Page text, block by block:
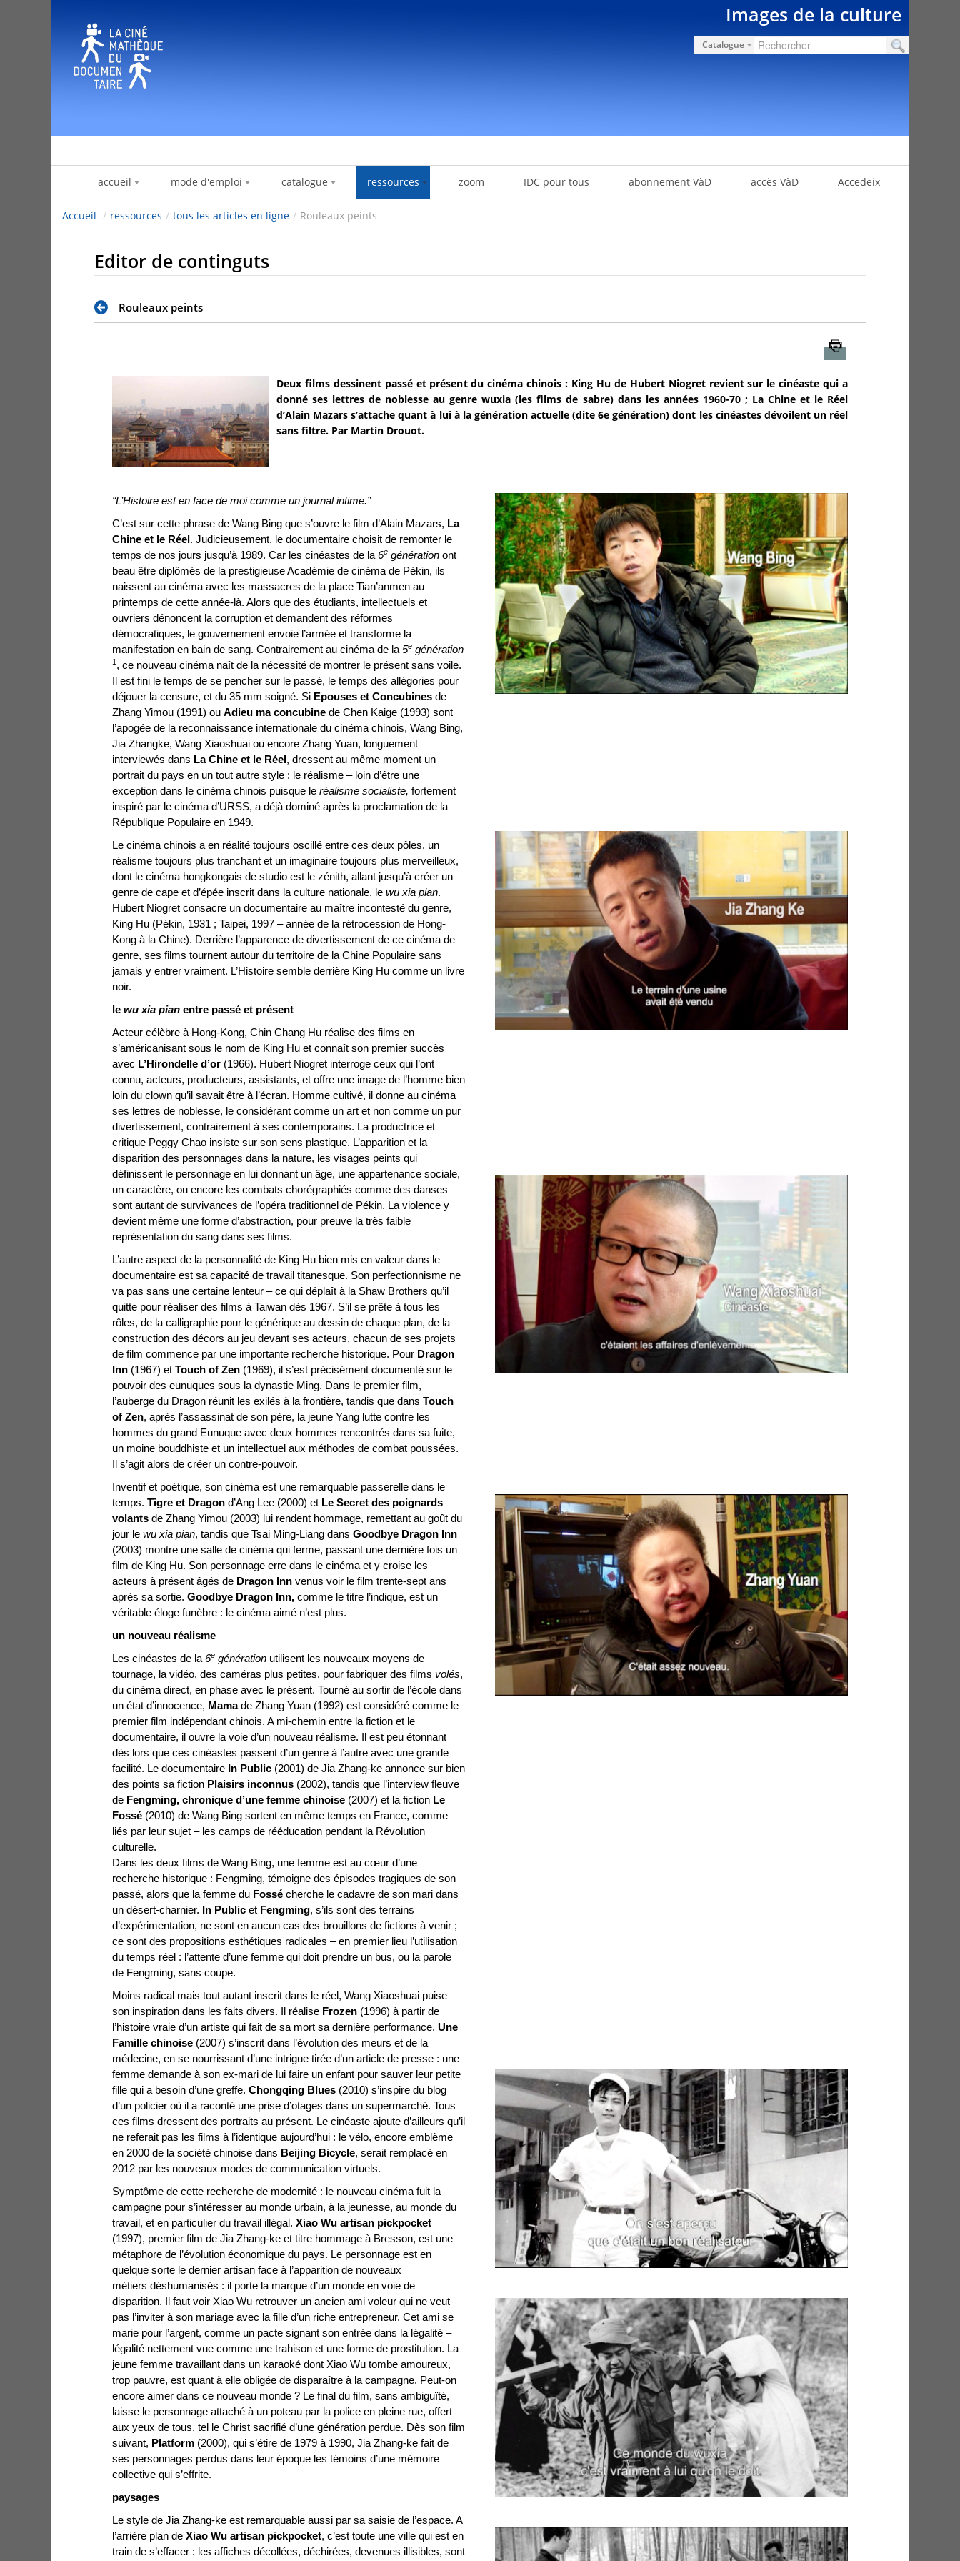
Images de la culture
Catalogue
accueil mode d'emploi catalogue ressources zoom IDC pour tous abonnement VàD accès VàD Accedeix
Accueil / ressources / tous les articles en ligne / Rouleaux peints
Editor de continguts
Rouleaux peints
Deux films dessinent passé et présent du cinéma chinois : King Hu de Hubert Niogret revient sur le cinéaste qui a
donné ses lettres de noblesse au genre wuxia (les films de sabre) dans les années 1960-70 ; La Chine et le Réel
d’Alain Mazars s’attache quant à lui à la génération actuelle (dite 6e génération) dont les cinéastes dévoilent un réel
sans filtre. Par Martin Drouot.
“L’Histoire est en face de moi comme un journal intime.”
C’est sur cette phrase de Wang Bing que s’ouvre le film d’Alain Mazars, La
Chine et le Réel . Judicieusement, le documentaire choisit de remonter le
temps de nos jours jusqu’à 1989. Car les cinéastes de la 6e génération ont
beau être diplômés de la prestigieuse Académie de cinéma de Pékin, ils
naissent au cinéma avec les massacres de la place Tian’anmen au
printemps de cette année-là. Alors que des étudiants, intellectuels et
ouvriers dénoncent la corruption et demandent des réformes
démocratiques, le gouvernement envoie l’armée et transforme la
manifestation en bain de sang. Contrairement au cinéma de la 5e génération
1, ce nouveau cinéma naît de la nécessité de montrer le présent sans voile.
Il est fini le temps de se pencher sur le passé, le temps des allégories pour
déjouer la censure, et du 35 mm soigné. Si Epouses et Concubines de
Zhang Yimou (1991) ou Adieu ma concubine de Chen Kaige (1993) sont
l’apogée de la reconnaissance internationale du cinéma chinois, Wang Bing,
Jia Zhangke, Wang Xiaoshuai ou encore Zhang Yuan, longuement
interviewés dans La Chine et le Réel , dressent au même moment un
portrait du pays en un tout autre style : le réalisme – loin d’être une
exception dans le cinéma chinois puisque le réalisme socialiste, fortement
inspiré par le cinéma d’URSS, a déjà dominé après la proclamation de la
République Populaire en 1949.
Le cinéma chinois a en réalité toujours oscillé entre ces deux pôles, un
réalisme toujours plus tranchant et un imaginaire toujours plus merveilleux,
dont le cinéma hongkongais de studio est le zénith, allant jusqu’à créer un
genre de cape et d’épée inscrit dans la culture nationale, le wu xia pian.
Hubert Niogret consacre un documentaire au maître incontesté du genre,
King Hu (Pékin, 1931 ; Taipei, 1997 – année de la rétrocession de Hong-
Kong à la Chine). Derrière l’apparence de divertissement de ce cinéma de
genre, ses films tournent autour du territoire de la Chine Populaire sans
jamais y entrer vraiment. L’Histoire semble derrière King Hu comme un livre
noir.
le wu xia pian entre passé et présent
Acteur célèbre à Hong-Kong, Chin Chang Hu réalise des films en
s’américanisant sous le nom de King Hu et connaît son premier succès
avec L’Hirondelle d’or (1966). Hubert Niogret interroge ceux qui l’ont
connu, acteurs, producteurs, assistants, et offre une image de l’homme bien
loin du clown qu’il savait être à l’écran. Homme cultivé, il donne au cinéma
ses lettres de noblesse, le considérant comme un art et non comme un pur
divertissement, contrairement à ses contemporains. La productrice et
critique Peggy Chao insiste sur son sens plastique. L’apparition et la
disparition des personnages dans la nature, les visages peints qui
définissent le personnage en lui donnant un âge, une appartenance sociale,
un caractère, ou encore les combats chorégraphiés comme des danses
sont autant de survivances de l’opéra traditionnel de Pékin. La violence y
devient même une forme d’abstraction, pour preuve la très faible
représentation du sang dans ses films.
L’autre aspect de la personnalité de King Hu bien mis en valeur dans le
documentaire est sa capacité de travail titanesque. Son perfectionnisme ne
va pas sans une certaine lenteur – ce qui déplaît à la Shaw Brothers qu’il
quitte pour réaliser des films à Taiwan dès 1967. S’il se prête à tous les
rôles, de la calligraphie pour le générique au dessin de chaque plan, de la
construction des décors au jeu devant ses acteurs, chacun de ses projets
de film commence par une importante recherche historique. Pour Dragon
Inn (1967) et Touch of Zen (1969), il s’est précisément documenté sur le
pouvoir des eunuques sous la dynastie Ming. Dans le premier film,
l’auberge du Dragon réunit les exilés à la frontière, tandis que dans Touch
of Zen, après l’assassinat de son père, la jeune Yang lutte contre les
hommes du grand Eunuque avec deux hommes rencontrés dans sa fuite,
un moine bouddhiste et un intellectuel aux méthodes de combat poussées.
Il s’agit alors de créer un contre-pouvoir.
Inventif et poétique, son cinéma est une remarquable passerelle dans le
temps. Tigre et Dragon d’Ang Lee (2000) et Le Secret des poignards
volants de Zhang Yimou (2003) lui rendent hommage, remettant au goût du
jour le wu xia pian, tandis que Tsai Ming-Liang dans Goodbye Dragon Inn
(2003) montre une salle de cinéma qui ferme, passant une dernière fois un
film de King Hu. Son personnage erre dans le cinéma et y croise les
acteurs à présent âgés de Dragon Inn venus voir le film trente-sept ans
après sa sortie. Goodbye Dragon Inn, comme le titre l’indique, est un
véritable éloge funèbre : le cinéma aimé n’est plus.
un nouveau réalisme
Les cinéastes de la 6e génération utilisent les nouveaux moyens de
tournage, la vidéo, des caméras plus petites, pour fabriquer des films volés,
du cinéma direct, en phase avec le présent. Tourné au sortir de l’école dans
un état d’innocence, Mamade Zhang Yuan (1992) est considéré comme le
premier film indépendant chinois. A mi-chemin entre la fiction et le
documentaire, il ouvre la voie d’un nouveau réalisme. Il est peu étonnant
dès lors que ces cinéastes passent d’un genre à l’autre avec une grande
facilité. Le documentaire In Public (2001) de Jia Zhang-ke annonce sur bien
des points sa fiction Plaisirs inconnus (2002), tandis que l’interview fleuve
de Fengming, chronique d’une femme chinoise (2007) et la fiction Le
Fossé (2010) de Wang Bing sortent en même temps en France, comme
liés par leur sujet – les camps de rééducation pendant la Révolution
culturelle.
Dans les deux films de Wang Bing, une femme est au cœur d’une
recherche historique : Fengming, témoigne des épisodes tragiques de son
passé, alors que la femme du Fossé cherche le cadavre de son mari dans
un désert-charnier.
In Public et Fengming, s’ils sont des terrains
d’expérimentation, ne sont en aucun cas des brouillons de fictions à venir ;
ce sont des propositions esthétiques radicales – en premier lieu l’utilisation
du temps réel : l’attente d’une femme qui doit prendre un bus, ou la parole
de Fengming, sans coupe.
Moins radical mais tout autant inscrit dans le réel, Wang Xiaoshuai puise
son inspiration dans les faits divers. Il réalise Frozen (1996) à partir de
l’histoire vraie d’un artiste qui fait de sa mort sa dernière performance. Une
Famille chinoise (2007) s’inscrit dans l’évolution des meurs et de la
médecine, en se nourrissant d’une intrigue tirée d’un article de presse : une
femme demande à son ex-mari de lui faire un enfant pour sauver leur petite
fille qui a besoin d’une greffe. Chongqing Blues (2010) s’inspire du blog
d’un policier où il a raconté une prise d’otages dans un supermarché. Tous
ces films dressent des portraits au présent. Le cinéaste ajoute d’ailleurs qu’il
ne referait pas les films à l’identique aujourd’hui : le vélo, encore emblème
en 2000 de la société chinoise dans Beijing Bicycle, serait remplacé en
2012 par les nouveaux modes de communication virtuels.
Symptôme de cette recherche de modernité : le nouveau cinéma fuit la
campagne pour s’intéresser au monde urbain, à la jeunesse, au monde du
travail, et en particulier du travail illégal. Xiao Wu artisan pickpocket
(1997), premier film de Jia Zhang-ke et titre hommage à Bresson, est une
métaphore de l’évolution économique du pays. Le personnage est en
quelque sorte le dernier artisan face à l’apparition de nouveaux
métiers déshumanisés : il porte la marque d’un monde en voie de
disparition. Il faut voir Xiao Wu retrouver un ancien ami voleur qui ne veut
pas l’inviter à son mariage avec la fille d’un riche entrepreneur. Cet ami se
marie pour l’argent, comme un pacte signant son entrée dans la légalité –
légalité nettement vue comme une trahison et une forme de prostitution. La
jeune femme travaillant dans un karaoké dont Xiao Wu tombe amoureux,
trop pauvre, est quant à elle obligée de disparaître à la campagne. Peut-on
encore aimer dans ce nouveau monde ? Le final du film, sans ambiguïté,
laisse le personnage attaché à un poteau par la police en pleine rue, offert
aux yeux de tous, tel le Christ sacrifié d’une génération perdue. Dès son film
suivant, Platform (2000), qui s’étire de 1979 à 1990, Jia Zhang-ke fait de
ses personnages perdus dans leur époque les témoins d’une mémoire
collective qui s’effrite.
paysages
Le style de Jia Zhang-ke est remarquable aussi par sa saisie de l’espace. A
l’arrière plan de Xiao Wu artisan pickpocket, c’est toute une ville qui est en
train de s’effacer : les affiches décollées, déchirées, devenues illisibles, sont